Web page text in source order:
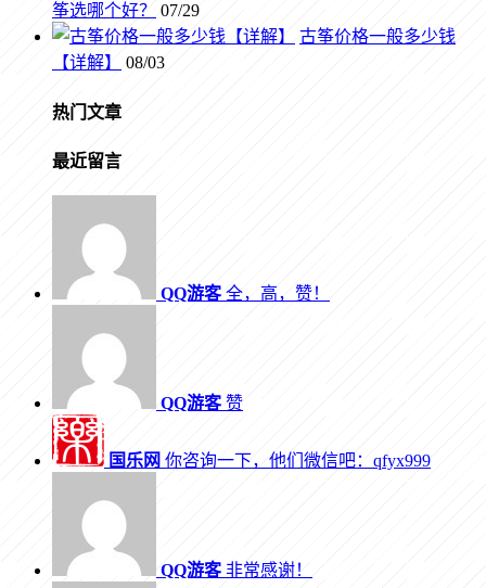
筝选哪个好？
07/29
古筝价格一般多少钱
【详解】
08/03
热门文章
最近留言
QQ游客全，高，赞！
QQ游客赞
国乐网 你咨询一下，他们微信吧：qfyx999
QQ游客非常感谢！